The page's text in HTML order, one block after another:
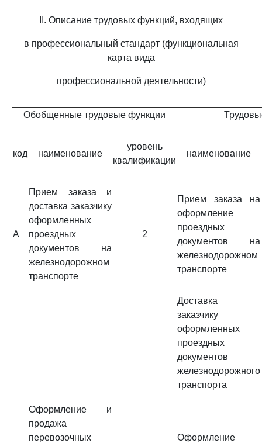
II. Описание трудовых функций, входящих
в профессиональный стандарт (функциональная
карта вида
профессиональной деятельности)
Обобщенные трудовые функции
код наименование
уровень
квалификации
наименование
A
Прием заказа и
доставка заказчику
оформленных
проездных
документов на
железнодорожном
транспорте
2
Прием заказа на
оформление
проездных
документов на
железнодорожном
транспорте
Доставка
заказчику
оформленных
проездных
документов
железнодорожного
транспорта
Оформление и
продажа
перевозочных
Оформление